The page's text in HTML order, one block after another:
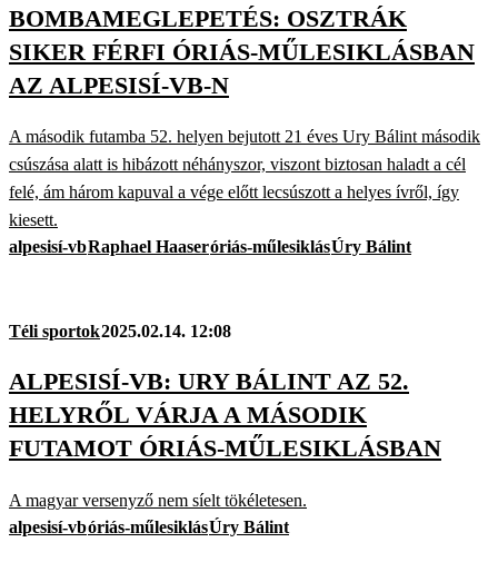
BOMBAMEGLEPETÉS: OSZTRÁK
SIKER FÉRFI ÓRIÁS-MŰLESIKLÁSBAN
AZ ALPESISÍ-VB-N
A második futamba 52. helyen bejutott 21 éves Ury Bálint második
csúszása alatt is hibázott néhányszor, viszont biztosan haladt a cél
felé, ám három kapuval a vége előtt lecsúszott a helyes ívről, így
kiesett.
alpesisí-vbRaphael Haaseróriás-műlesiklásÚry Bálint
Téli sportok2025.02.14. 12:08
ALPESISÍ-VB: URY BÁLINT AZ 52.
HELYRŐL VÁRJA A MÁSODIK
FUTAMOT ÓRIÁS-MŰLESIKLÁSBAN
A magyar versenyző nem síelt tökéletesen.
alpesisí-vbóriás-műlesiklásÚry Bálint